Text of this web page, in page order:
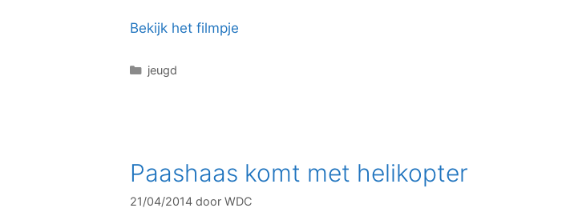
Bekijk het filmpje
C
r
e
jeugd
Paashaas komt met helikopter
21/04/2014 door WDC